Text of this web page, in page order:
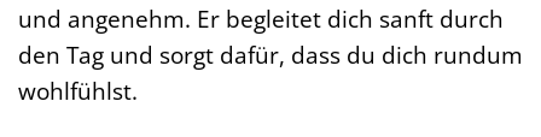
und angenehm. Er begleitet dich sanft durch
den Tag und sorgt dafür, dass du dich rundum
wohlfühlst.